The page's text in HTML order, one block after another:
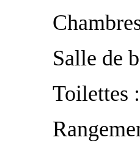
Salle de
Toilettes